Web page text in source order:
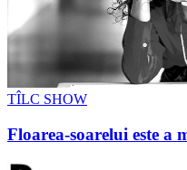
TÎLC SHOW
Floarea-soarelui este a